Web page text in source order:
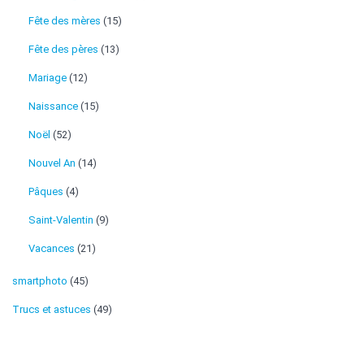
Fête des mères (15)
Fête des pères (13)
Mariage (12)
Naissance (15)
Noël (52)
Nouvel An (14)
Pâques (4)
Saint-Valentin (9)
Vacances (21)
smartphoto (45)
Trucs et astuces (49)